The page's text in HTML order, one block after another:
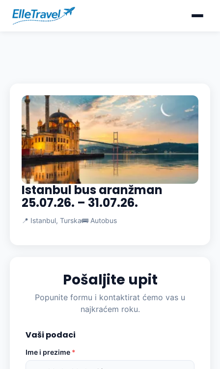
Istanbul bus aranžman
25.07.26. – 31.07.26.
📍 Istanbul, Turska🚌 Autobus
Pošaljite upit
Popunite formu i kontaktirat ćemo vas u
najkraćem roku.
Vaši podaci
Ime i prezime *